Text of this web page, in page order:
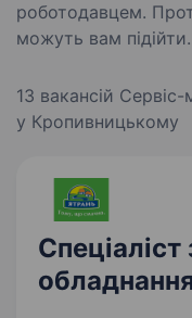
роботодавцем.
можуть вам підійти.
13 вакансій
у Кропивницькому